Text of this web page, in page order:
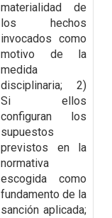
materialidad de
los hechos
invocados como
motivo de la
medida
disciplinaria; 2)
Si ellos
configuran los
supuestos
previstos en la
normativa
escogida como
fundamento de la
sanción aplicada;